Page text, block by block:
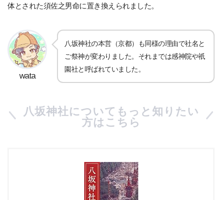
体とされた須佐之男命に置き換えられました。
wata
八坂神社の本営（京都）も同様の理由で社名と
ご祭神が変わりました。それまでは感神院や祇
園社と呼ばれていました。
八坂神社についてもっと知りたい
方はこちら